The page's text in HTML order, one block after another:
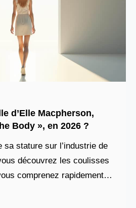
d’Elle Macpherson,
Body », en 2026 ?
sa stature sur l’industrie de
découvrez les coulisses
comprenez rapidement